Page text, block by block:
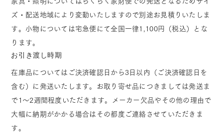
ズ・配送地域により変動いたしますので別途お見積りいたしま
す。小物については宅急便にて全国一律1,100円（税込）とな
ります。
お引き渡し時期
在庫品についてはご決済確認日から3日以内（ご決済確認日を
含む）に発送いたします。お取り寄せ品につきましては発送ま
で1～2週間程度いただきます。メーカー欠品やその他の理由で
大幅に納期がかかる場合はその都度ご連絡させていただきま
す。